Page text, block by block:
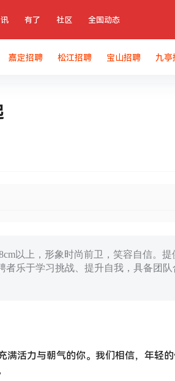
有了 社区 全国动态
嘉定招聘 松江招聘 宝山招聘 九亭
以上，形象时尚前卫，笑容自信。
者乐于学习挑战、提升自我，具备团
满活力与朝气的你。我们相信，年轻